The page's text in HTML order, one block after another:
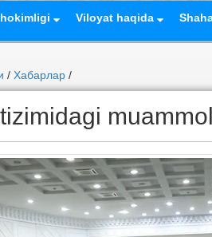
Viloyat haqida
/ Хабарлар /